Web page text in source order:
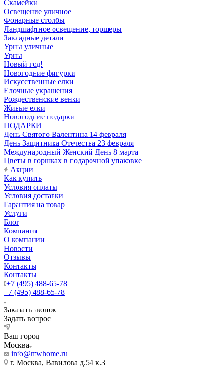
Скамейки
Освещение уличное
Фонарные столбы
Ландшафтное освещение, торшеры
Закладные детали
Урны уличные
Урны
Новый год!
Новогодние фигурки
Искусственные елки
Елочные украшения
Рождественские венки
Живые елки
Новогодние подарки
ПОДАРКИ
День Святого Валентина 14 февраля
День Защитника Отечества 23 февраля
Международный Женский День 8 марта
Цветы в горшках в подарочной упаковке
Акции
Как купить
Условия оплаты
Условия доставки
Гарантия на товар
Услуги
Блог
Компания
О компании
Новости
Отзывы
Контакты
Контакты
+7 (495) 488-65-78
+7 (495) 488-65-78
Заказать звонок
Задать вопрос
Ваш город
Москва
info@mwhome.ru
г. Москва, Вавилова д.54 к.3